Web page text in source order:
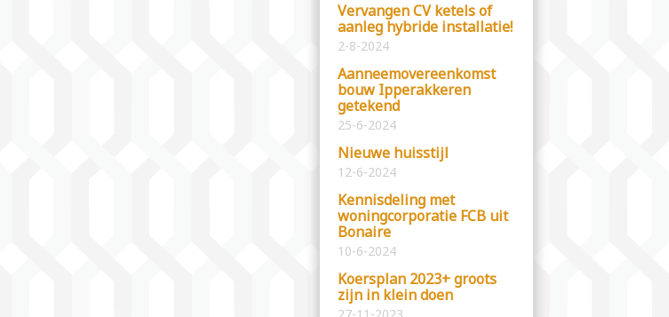
Vervangen CV ketels of
aanleg hybride installatie!
2-8-2024
Aanneemovereenkomst
bouw Ipperakkeren
getekend
25-6-2024
Nieuwe huisstijl
12-6-2024
Kennisdeling met
woningcorporatie FCB uit
Bonaire
10-6-2024
Koersplan 2023+ groots
zijn in klein doen